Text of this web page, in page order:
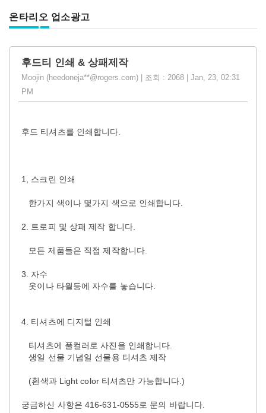
온타리오 업소광고
후드티 인쇄 & 상패제작
Moojin (heedoneja**@rogers.com) | 조회 : 2068 | Jan, 23, 02:31
PM
후드 티셔츠를 인쇄합니다.
1, 스크린 인쇄
한가지 색이나 몇가지 색으로 인쇄합니다.
2. 트로피 및 상패 제작 합니다.
모든 제품들은 직접 제작합니다.
3. 자수
옷이나 타월등에 자수를 놓습니다.
4. 티셔츠에 디지털 인쇄
티셔츠에 풀컬러로 사진을 인쇄합니다.
생일 선물 기념일 선물용 티셔츠 제작
(흰색과 Light color 티셔츠만 가능합니다.)
궁금하신 사항은 416-631-0555로 문의 바랍니다.